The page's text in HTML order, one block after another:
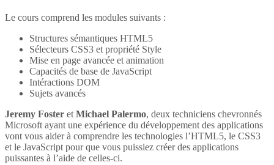
Le cours comprend les modules suivants :
Structures sémantiques HTML5
Sélecteurs CSS3 et propriété Style
Mise en page avancée et animation
Capacités de base de JavaScript
Intéractions DOM
Sujets avancés
Jeremy Foster et Michael Palermo, deux techniciens chevronnés
Microsoft ayant une expérience du développement des applications
vont vous aider à comprendre les technologies l’HTML5, le CSS3
et le JavaScript pour que vous puissiez créer des applications
puissantes à l’aide de celles-ci.